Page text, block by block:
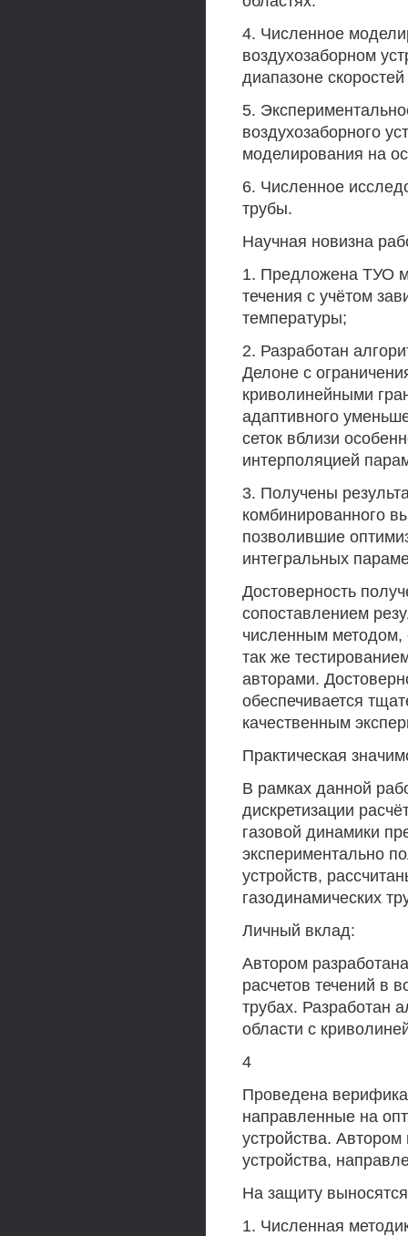
4. Численное
воздухозаборном
диапазоне
5.
воздухозаборного
моделирования на
6. Численное
трубы.
Научная новизна
1. Предложена ТУО
течения с учётом
температуры;
2. Разработан
Делоне с
криволинейными
адаптивного
сеток вблизи
интерполяцией
3. Получены
комбинированного
позволившие
интегральных
Достоверность
сопоставлением
численным методом,
так же
авторами.
обеспечивается
качественным
Практическая
В рамках данной
дискретизации
газовой динамики
экспериментально
устройств,
газодинамических
Личный вклад:
Автором
расчетов течений в
трубах. Разработан
области с
4
Проведена
направленные на
устройства.
устройства,
На защиту
1. Численная